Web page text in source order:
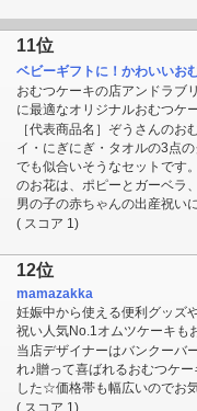
11位
ベビーギフトに！かわいい
おむつケーキの店アンドラブ
に最適なオリジナルおむつケ
［代表商品名］ぞうさんのお
イ・にぎにぎ・タオルの3点
でも似合いそうなセットです
のお花は、ポピーとガーベラ
男の子の赤ちゃんの出産祝いに
( スコア 1)
12位
mamazakka
妊娠中から使える便利グッズ
祝い人気No.1オムツケーキも
当店デザイナーはバンクーバ
れ♪贈って喜ばれるおむつケ
した☆価格帯も幅広いのでお
( スコア 1)